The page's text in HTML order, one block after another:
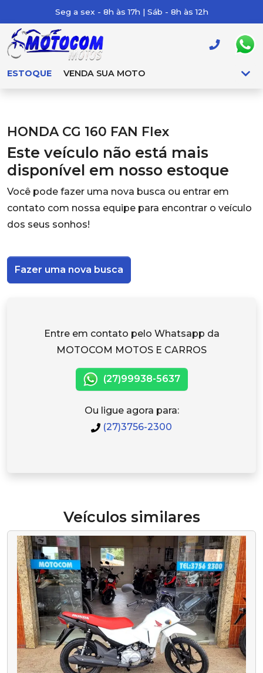
Seg a sex - 8h às 17h | Sáb - 8h às 12h
ESTOQUE VENDA SUA MOTO
HONDA CG 160 FAN Flex
Este veículo não está mais
disponível em nosso estoque
Você pode fazer uma nova busca ou entrar em
contato com nossa equipe para encontrar o veículo
dos seus sonhos!
Fazer uma nova busca
Entre em contato pelo Whatsapp da
MOTOCOM MOTOS E CARROS
(27)99938-5637
Ou ligue agora para:
(27)3756-2300
Veículos similares